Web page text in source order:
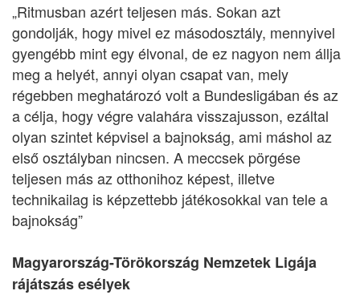
„Ritmusban azért teljesen más. Sokan azt
gondolják, hogy mivel ez másodosztály, mennyivel
gyengébb mint egy élvonal, de ez nagyon nem állja
meg a helyét, annyi olyan csapat van, mely
régebben meghatározó volt a Bundesligában és az
a célja, hogy végre valahára visszajusson, ezáltal
olyan szintet képvisel a bajnokság, ami máshol az
első osztályban nincsen. A meccsek pörgése
teljesen más az otthonihoz képest, illetve
technikailag is képzettebb játékosokkal van tele a
bajnokság”
Magyarország-Törökország Nemzetek Ligája
rájátszás esélyek